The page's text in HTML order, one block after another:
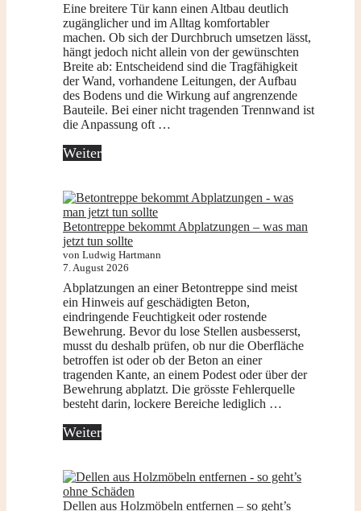
Eine breitere Tür kann einen Altbau deutlich
zugänglicher und im Alltag komfortabler
machen. Ob sich der Durchbruch umsetzen lässt,
hängt jedoch nicht allein von der gewünschten
Breite ab: Entscheidend sind die Tragfähigkeit
der Wand, vorhandene Leitungen, der Aufbau
des Bodens und die Wirkung auf angrenzende
Bauteile. Bei einer nicht tragenden Trennwand ist
die Anpassung oft …
Weiter
Betontreppe bekommt Abplatzungen – was man
jetzt tun sollte
von Ludwig Hartmann
7. August 2026
Abplatzungen an einer Betontreppe sind meist
ein Hinweis auf geschädigten Beton,
eindringende Feuchtigkeit oder rostende
Bewehrung. Bevor du lose Stellen ausbesserst,
musst du deshalb prüfen, ob nur die Oberfläche
betroffen ist oder ob der Beton an einer
tragenden Kante, an einem Podest oder über der
Bewehrung abplatzt. Die grösste Fehlerquelle
besteht darin, lockere Bereiche lediglich …
Weiter
Dellen aus Holzmöbeln entfernen – so geht’s